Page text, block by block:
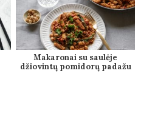
Makaronai su saulėje
džiovintų pomidorų padažu